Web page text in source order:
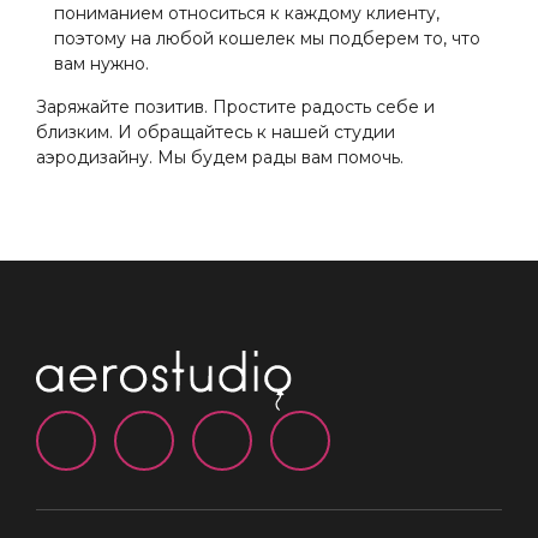
пониманием относиться к каждому клиенту,
поэтому на любой кошелек мы подберем то, что
вам нужно.
Заряжайте позитив. Простите радость себе и
близким. И обращайтесь к нашей студии
аэродизайну. Мы будем рады вам помочь.